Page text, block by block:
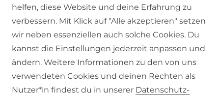
Impressum Daten­schutz­erklärung AGB
helfen, diese Website und deine Erfahrung zu
verbessern. Mit Klick auf "Alle akzeptieren" setzen
wir neben essenziellen auch solche Cookies. Du
kannst die Einstellungen jederzeit anpassen und
ändern. Weitere Informationen zu den von uns
verwendeten Cookies und deinen Rechten als
Nutzer*in findest du in unserer Daten­schutz­